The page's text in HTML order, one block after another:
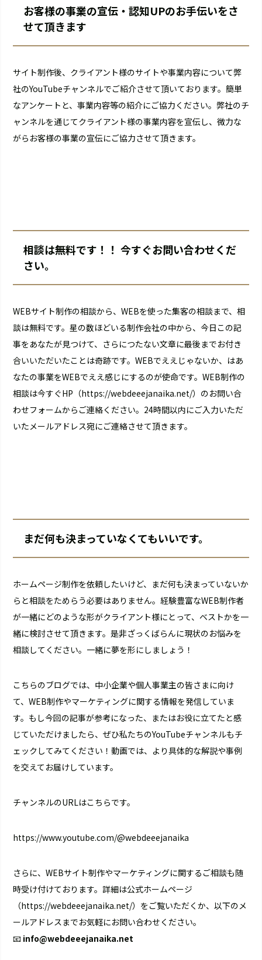
お客様の事業の宣伝・認知UPのお手伝いをさ
せて頂きます
サイト制作後、クライアント様のサイトや事業内容について弊
社のYouTubeチャンネルでご紹介させて頂いております。簡単
なアンケートと、事業内容等の紹介にご協力ください。弊社のチ
ャンネルを通じてクライアント様の事業内容を宣伝し、微力な
がらお客様の事業の宣伝にご協力させて頂きます。
相談は無料です！！ 今すぐお問い合わせくだ
さい。
WEBサイト制作の相談から、WEBを使った集客の相談まで、相
談は無料です。星の数ほどいる制作会社の中から、今日この記
事をあなたが見つけて、さらにつたない文章に最後までお付き
合いいただいたことは奇跡です。WEBでええじゃないか、はあ
なたの事業をWEBでええ感じにするのが使命です。WEB制作の
相談は今すぐHP（https://webdeeejanaika.net/）のお問い合
わせフォームからご連絡ください。24時間以内にご入力いただ
いたメールアドレス宛にご連絡させて頂きます。
まだ何も決まっていなくてもいいです。
ホームページ制作を依頼したいけど、まだ何も決まっていないか
らと相談をためらう必要はありません。経験豊富なWEB制作者
が一緒にどのような形がクライアント様にとって、ベストかを一
緒に検討させて頂きます。是非ざっくばらんに現状のお悩みを
相談してください。一緒に夢を形にしましょう！
こちらのブログでは、中小企業や個人事業主の皆さまに向け
て、WEB制作やマーケティングに関する情報を発信していま
す。もし今回の記事が参考になった、またはお役に立てたと感
じていただけましたら、ぜひ私たちのYouTubeチャンネルもチ
ェックしてみてください！動画では、より具体的な解説や事例
を交えてお届けしています。
チャンネルのURLはこちらです。
https://www.youtube.com/@webdeeejanaika
さらに、WEBサイト制作やマーケティングに関するご相談も随
時受け付けております。詳細は公式ホームページ
（https://webdeeejanaika.net/）をご覧いただくか、以下のメ
ールアドレスまでお気軽にお問い合わせください。
📧 info@webdeeejanaika.net